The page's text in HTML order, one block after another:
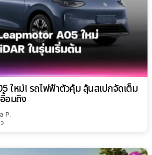
ใหม่! รถไฟฟ้าตัวคุ้ม ลุ้นสเปกจัดเต็ม
อื้อมถึง
P.